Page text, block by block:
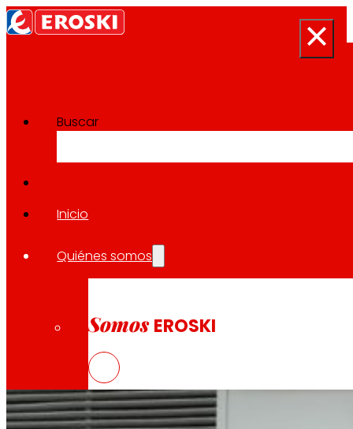
Buscar
Inicio
Quiénes somos
Somos EROSKI
Sala de prensa
Volver a todas las noticias
10.04.2025
EROSKI inaugura un nuevo